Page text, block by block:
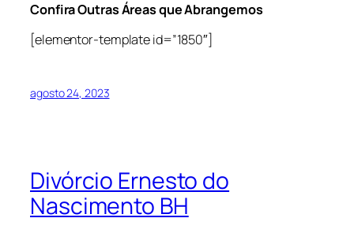
Confira Outras Áreas que Abrangemos
[elementor-template id=”1850″]
agosto 24, 2023
Divórcio Ernesto do
Nascimento BH